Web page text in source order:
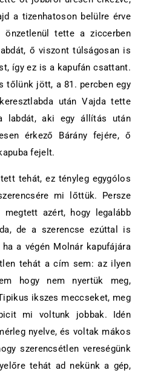
a tizenhatoson belülre érve
önzetlenül tette a ziccerben
ő viszont túlságosan is
így ez is a kapufán csattant.
tőlünk jött, a 81. percben egy
után Vajda tette
labdát, aki egy állítás után
érkező Bárány fejére, ő
fejelt.
tehát, ez tényleg egygólos
mi lőttük. Persze
megtett azért, hogy legalább
de a szerencse ezúttal is
a végén Molnár kapufájára
tehát a cím sem: az ilyen
hogy nem nyertük meg,
ikszes meccseket, meg
mi voltunk jobbak. Idén
nyelve, és voltak mákos
szerencsétlen vereségünk
tehát ad nekünk a gép,